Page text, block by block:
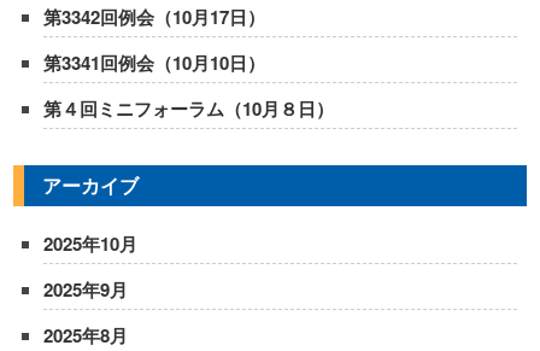
第3342回例会（10月17日）
第3341回例会（10月10日）
第４回ミニフォーラム（10月８日）
アーカイブ
2025年10月
2025年9月
2025年8月